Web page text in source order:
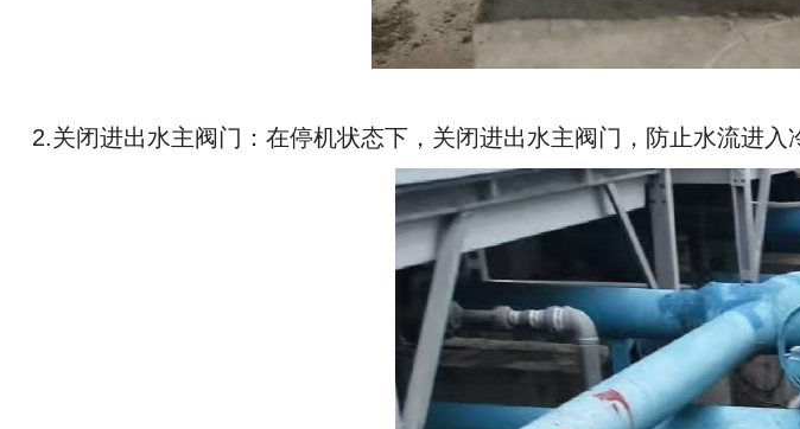
2.关闭进出水主阀门：在停机状态下，关闭进出水主阀门，防止水流进入